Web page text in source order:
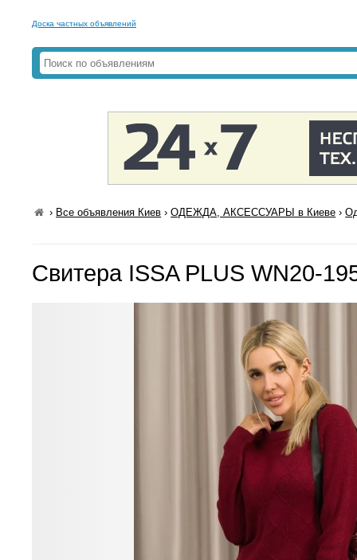
Доска частных объявлений
› Все объявления Киев ›ОДЕЖДА, АКСЕССУАРЫ в Киеве ›
Свитера ISSA PLUS WN20-